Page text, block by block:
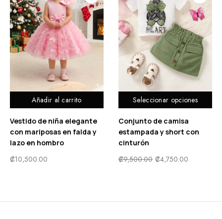
Añadir al carrito
Vestido de niña elegante
con mariposas en falda y
lazo en hombro
₡10,500.00
Seleccionar opciones
Conjunto de camisa
estampada y short con
cinturón
₡9,500.00 ₡4,750.00